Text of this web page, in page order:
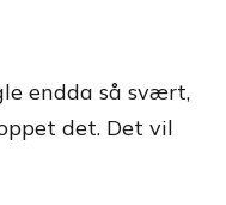
endda så svært,
det. Det vil